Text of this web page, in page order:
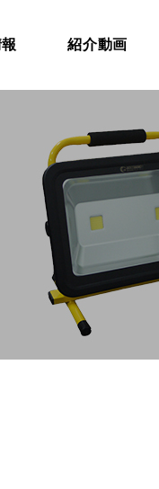
紹介動画